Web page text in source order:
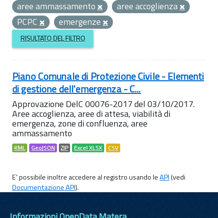
aree ammassamento
aree accoglienza
PCPC
emergenze
RISULTATO DEL FILTRO
Piano Comunale di Protezione Civile - Elementi
di gestione dell'emergenza - C...
Approvazione DelC 00076-2017 del 03/10/2017.
Aree accoglienza, aree di attesa, viabilità di
emergenza, zone di confluenza, aree
ammassamento
KML GeoJSON ZIP Excel XLSX CSV
E' possibile inoltre accedere al registro usando leAPI(vedi
Documentazione API).